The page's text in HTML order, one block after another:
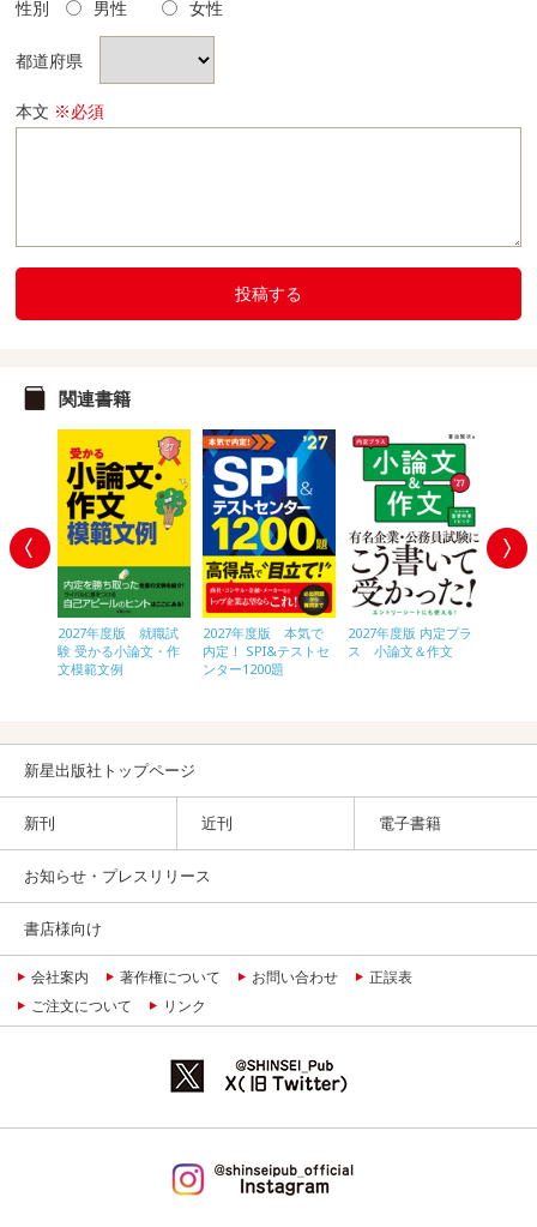
性別 男性 女性
都道府県
本文 ※必須
投稿する
関連書籍
2027年度版 就職試
験 受かる小論文・作
文模範文例
2027年度版 本気で
内定！ SPI&テストセ
ンター1200題
2027年度版 内定プラ
ス 小論文＆作文
新星出版社トップページ
新刊 近刊 電子書籍
お知らせ・プレスリリース
書店様向け
会社案内 著作権について お問い合わせ
正誤表
ご注文について
リンク